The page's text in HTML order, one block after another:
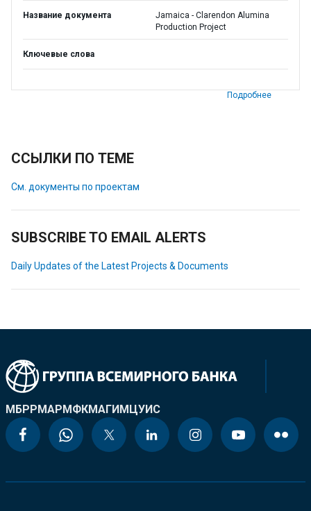
Название документа
Jamaica - Clarendon Alumina
Production Project
Ключевые слова
Подробнее
ССЫЛКИ ПО ТЕМЕ
См. документы по проектам
SUBSCRIBE TO EMAIL ALERTS
Daily Updates of the Latest Projects & Documents
МБРРМАРМФКМАГИМЦУИС